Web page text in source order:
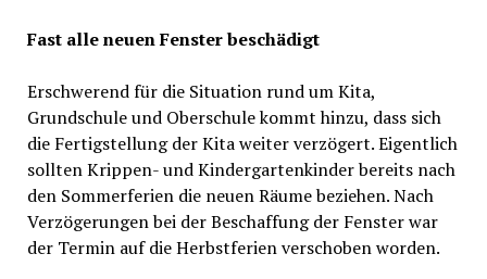
Fast alle neuen Fenster beschädigt
Erschwerend für die Situation rund um Kita,
Grundschule und Oberschule kommt hinzu, dass sich
die Fertigstellung der Kita weiter verzögert. Eigentlich
sollten Krippen- und Kindergartenkinder bereits nach
den Sommerferien die neuen Räume beziehen. Nach
Verzögerungen bei der Beschaffung der Fenster war
der Termin auf die Herbstferien verschoben worden.